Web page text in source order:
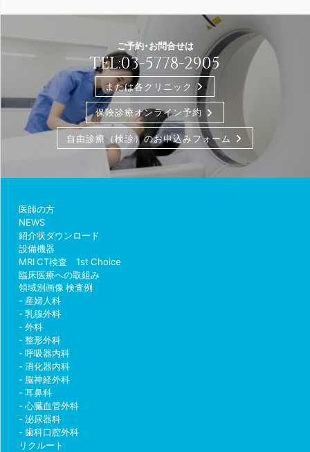
ご予約・お問合せは
TEL:03-5778-2905
または各クリニック
保険診療オンライン予約
自由診療（検診）のお申込みフォーム
医師の方
NEWS
紹介状ダウンロード
設備機器
MRI CT検査 1st Choice
臨床医療への取組み
領域別画像 検査例
産婦人科
乳腺外科
外科
整形外科
呼吸器内科
消化器内科
脳神経外科
耳鼻科
心臓血管外科
泌尿器科
歯科口腔外科
リクルート